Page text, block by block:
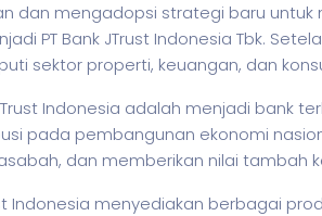
dan mengadopsi strategi baru
PT Bank JTrust Indonesia Tbk.
sektor properti, keuangan, dan
Indonesia adalah menjadi bank
pada pembangunan ekonomi
dan memberikan nilai tambah
Indonesia menyediakan berbagai